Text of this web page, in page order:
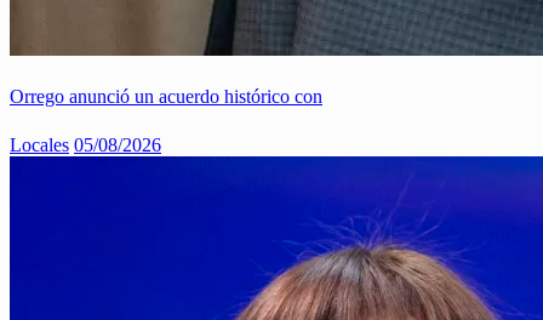
Orrego anunció un acuerdo histórico con
Locales 05/08/2026